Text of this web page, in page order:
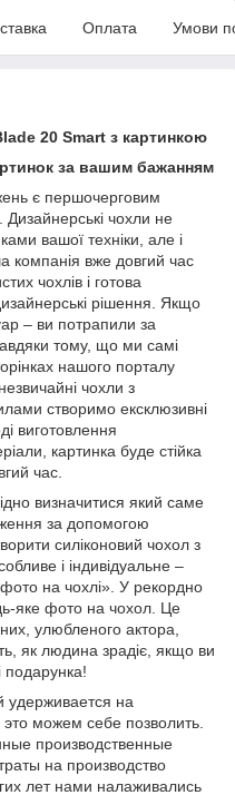
Оплата Умови
20 Smart з картинкою
за вашим бажанням
є першочерговим
чохли не
вашої техніки, але і
компанія вже довгий час
чохлів і готова
рішення. Якщо
– ви потрапили за
тому, що ми самі
нашого порталу
чохли з
створимо ексклюзивні
виготовлення
картинка буде стійка
час.
визначитися який саме
за допомогою
силіконовий чохол з
і індивідуальне –
на чохлі». У рекордно
яке фото на чохол. Це
улюбленого актора,
як людина зрадіє, якщо ви
подарунка!
удерживается на
можем себе позволить.
производственные
на производство
лет нами налаживались